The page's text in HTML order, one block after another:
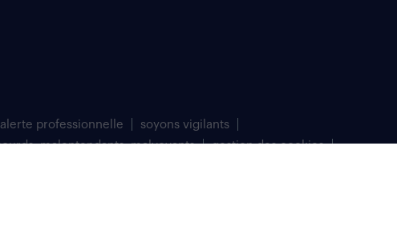
professionnelle
soyons vigilants
malentendants, malvoyants
gestion des cookies